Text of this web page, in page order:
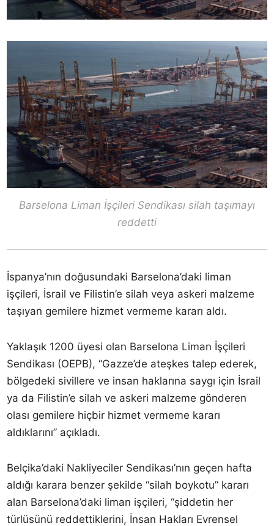
Barselona Liman İşçileri Sendikası silah taşımayı
reddetti
İspanya’nın doğusundaki Barselona’daki liman
işçileri, İsrail ve Filistin’e silah veya askeri malzeme
taşıyan gemilere hizmet vermeme kararı aldı.
Yaklaşık 1200 üyesi olan Barselona Liman İşçileri
Sendikası (OEPB), “Gazze’de ateşkes talep ederek,
bölgedeki sivillere ve insan haklarına saygı için İsrail
ya da Filistin’e silah ve askeri malzeme gönderen
olası gemilere hiçbir hizmet vermeme kararı
aldıklarını” açıkladı.
Belçika’daki Nakliyeciler Sendikası’nın geçen hafta
aldığı karara benzer şekilde “silah boykotu” kararı
alan Barselona’daki liman işçileri, “şiddetin her
türlüsünü reddettiklerini, İnsan Hakları Evrensel